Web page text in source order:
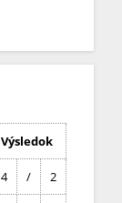
Výsledok
4 / 2